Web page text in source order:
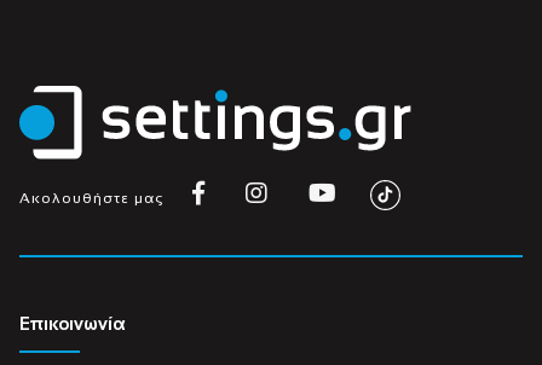
Ακολουθήστε μας
Επικοινωνία